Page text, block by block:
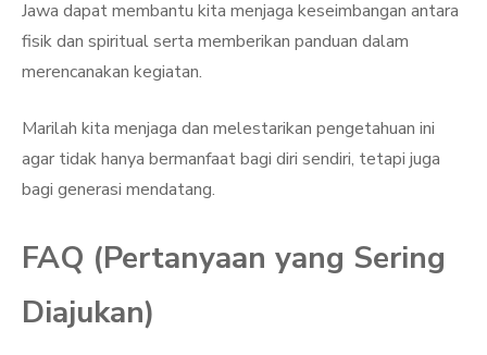
Jawa dapat membantu kita menjaga keseimbangan antara
fisik dan spiritual serta memberikan panduan dalam
merencanakan kegiatan.
Marilah kita menjaga dan melestarikan pengetahuan ini
agar tidak hanya bermanfaat bagi diri sendiri, tetapi juga
bagi generasi mendatang.
FAQ (Pertanyaan yang Sering
Diajukan)